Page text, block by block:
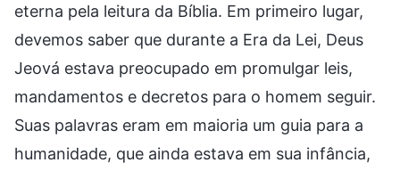
eterna pela leitura da Bíblia. Em primeiro lugar,
devemos saber que durante a Era da Lei, Deus
Jeová estava preocupado em promulgar leis,
mandamentos e decretos para o homem seguir.
Suas palavras eram em maioria um guia para a
humanidade, que ainda estava em sua infância,